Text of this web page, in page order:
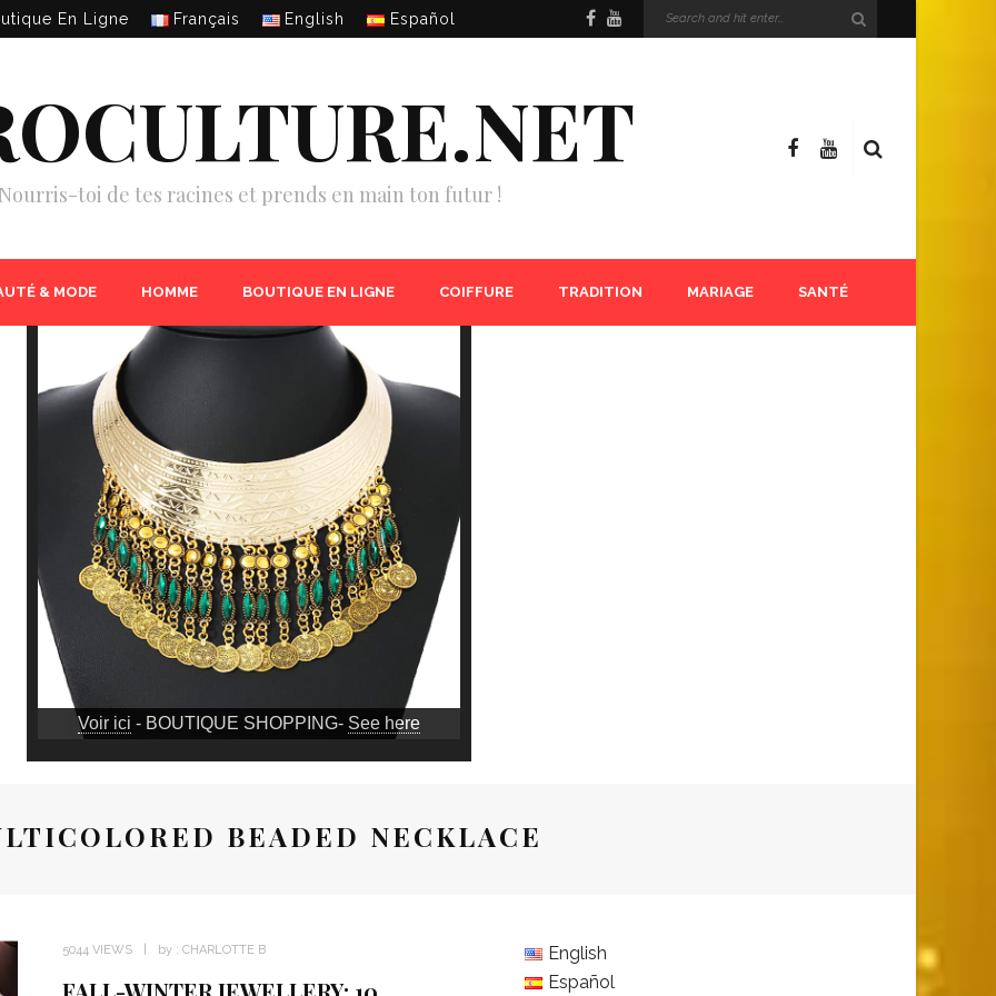
En Ligne Français English Español
toi de tes racines et prends en main ton futur !
& MODE HOMME BOUTIQUE EN LIGNE COIFFURE TRADITION MARIAGE SANTÉ
Voir ici - BOUTIQUE SHOPPING- See here
BEADED NECKLACE
5044 VIEWS by : CHARLOTTE B
English
Español